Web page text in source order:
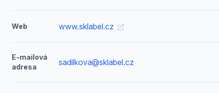
Web www.sklabel.cz
E-mailová
adresa
sadilkova@sklabel.cz